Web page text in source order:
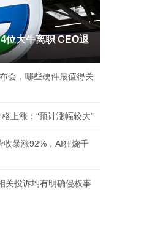
位大牛离职 CEO退
会，哪些硬件最值得关
上涨：“预计涨幅较大”
收暴涨92%，AI狂烧千
关投诉均有明确侵权事